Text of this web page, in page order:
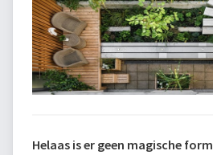
Helaas is er geen magische